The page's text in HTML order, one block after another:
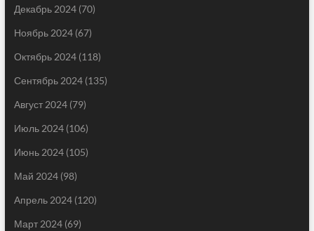
Декабрь 2024(70)
Ноябрь 2024(67)
Октябрь 2024(118)
Сентябрь 2024(135)
Август 2024(79)
Июль 2024(106)
Июнь 2024(105)
Май 2024(98)
Апрель 2024(120)
Март 2024(69)